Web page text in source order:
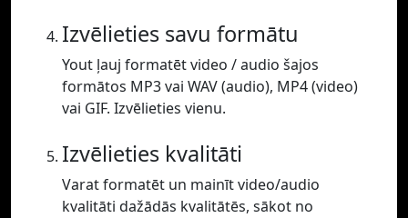
Izvēlieties savu formātu
Yout ļauj formatēt video / audio šajos
formātos MP3 vai WAV (audio), MP4 (video)
vai GIF. Izvēlieties vienu.
Izvēlieties kvalitāti
Varat formatēt un mainīt video/audio
kvalitāti dažādās kvalitātēs, sākot no